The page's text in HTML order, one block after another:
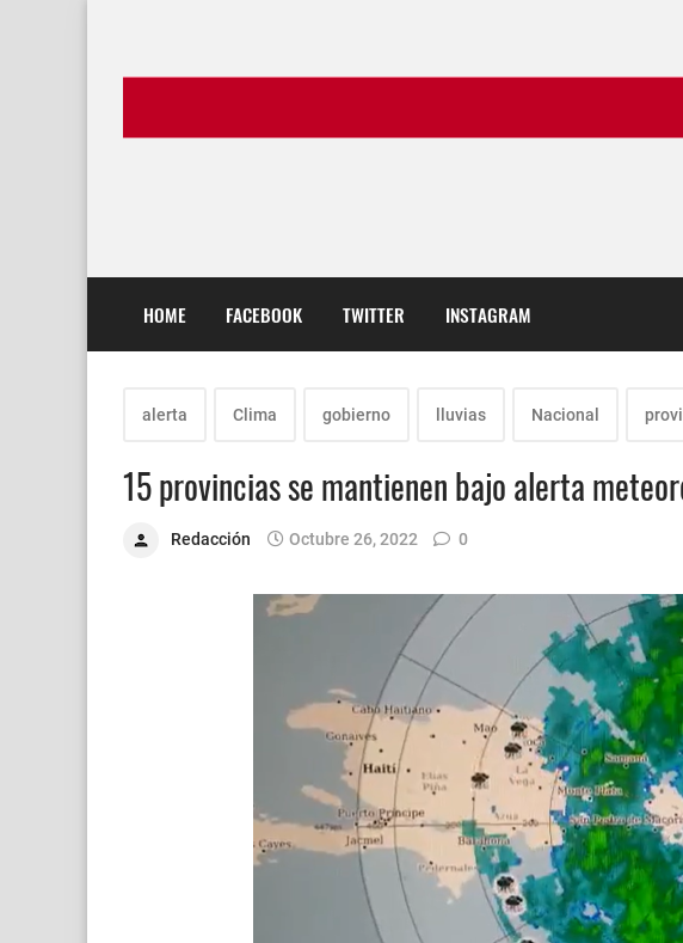
HOME FACEBOOK TWITTER INSTAGRAM
alerta Clima gobierno lluvias Nacional
15 provincias se mantienen bajo alerta
Redacción Octubre 26, 2022 0